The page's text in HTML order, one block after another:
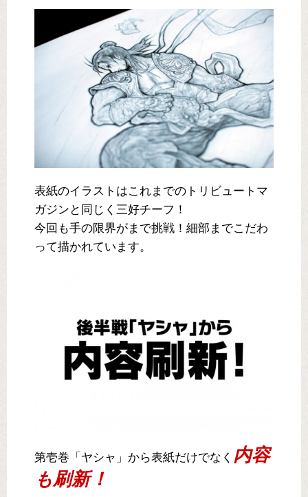
表紙のイラストはこれまでのトリビュートマ
ガジンと同じく三好チーフ！
今回も手の限界がまで挑戦！細部までこだわ
って描かれています。
第壱巻「ヤシャ」から表紙だけでなく 内容
も刷新！